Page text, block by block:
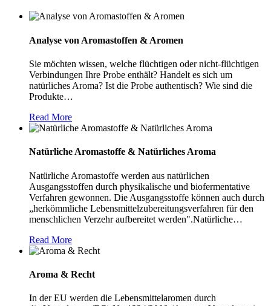
Piperonal
Der Aromastoff
Piperonal (auch
wird zur
Aromatisierung und
Aroma-Abrundung
erzeugt einen…
Read More
Trimethylpyrazin
Der Aromastoff
Trimethylpyrazin ist
Pyrazinen ein
Reaktionsprodukt des
Bratens und Röstens
Read More
Allylhexanoat
Dieser Aromastoff mit
exotischem Geruch
industriell erzeugter
"natürlicher
Aromastoff" angeboten.
Read More
Vanille und
Vanilleauthentizität
Vanille wird aus den
Samenkapseln der
Vanillepflanze
hergestellt. Daraus
werden auch
Vanillearomaextrakte
gewonnen.…
Read More
95/5-Regel
Die 95/5-Regel gilt für
den Aromabestandteil
Lebensmittel-Aromen“.
Sie ist Teil der
Begriffsdefinition nach
Read More
Analyse von
Aromastoffen
welche flüchtigen oder
nicht-flüchtigen
Verbindungen Ihre
Probe enthält? Handelt
es sich um…
Read More
Aroma und
Geschmack
Geruch und Geschmack
gleichgesetzt. Das ist
nicht richtig: denn
Aroma ist…
Read More
Die
natürliche
Verwirrung
Es ist festzustellen:1.
Aroma“ ist KEIN
Aroma aus der Natur.2.
Nicht jedes Aroma…
Read More
Analyse von Aromastoffen & Aromen
Sie möchten wissen, welche flüchtigen oder nicht-flüchtigen
Verbindungen Ihre Probe enthält? Handelt es sich um
natürliches Aroma? Ist die Probe authentisch? Wie sind die
Produkte…
Read More
Natürliche Aromastoffe & Natürliches Aroma
Natürliche Aromastoffe werden aus natürlichen
Ausgangsstoffen durch physikalische und biofermentative
Verfahren gewonnen. Die Ausgangsstoffe können auch durch
„herkömmliche Lebensmittelzubereitungsverfahren für den
menschlichen Verzehr aufbereitet werden".Natürliche…
Read More
Aroma & Recht
In der EU werden die Lebensmittelaromen durch